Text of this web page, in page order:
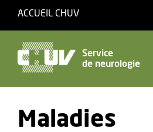
ACCUEIL CHUV
Service
de neurologie
Maladies